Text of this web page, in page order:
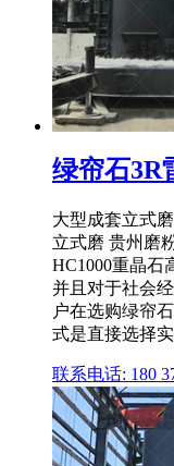
绿帘石3R
大型成套立式
立式磨 贵州磨
HC1000重晶石
并且对于社会
户在选购绿帘
式是直接选择
联系电话: 180